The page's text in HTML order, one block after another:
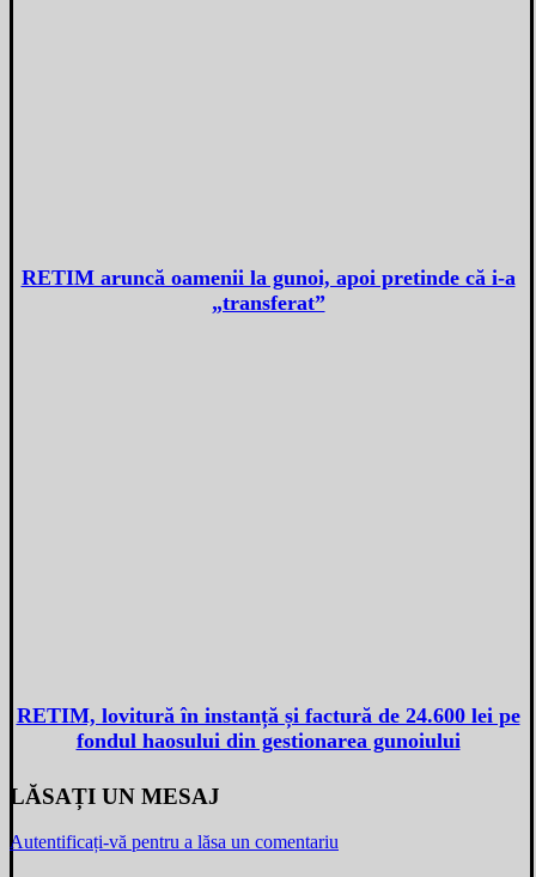
RETIM aruncă oamenii la gunoi, apoi pretinde că i-a
„transferat”
RETIM, lovitură în instanță și factură de 24.600 lei pe
fondul haosului din gestionarea gunoiului
LĂSAȚI UN MESAJ
Autentificați-vă pentru a lăsa un comentariu